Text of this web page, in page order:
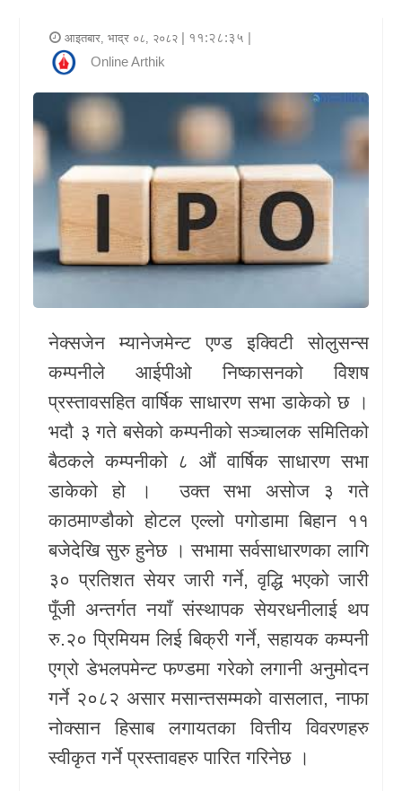
राजनीति
भिडियो
अन्य
सूचना
र
प्रविधि
शिक्षा
स्वास्थ्य
खेलकुद
Unicode
आइतबार, भाद्र ०८, २०८२ | ११:२८:३५ |
Online Arthik
नेक्सजेन म्यानेजमेन्ट एण्ड इक्विटी सोलुसन्स
कम्पनीले आईपीओ निष्कासनको विेशष
प्रस्तावसहित वार्षिक साधारण सभा डाकेको छ ।
भदौ ३ गते बसेको कम्पनीको सञ्चालक समितिको
बैठकले कम्पनीको ८ औं वार्षिक साधारण सभा
डाकेको हो । उक्त सभा असोज ३ गते
काठमाण्डौको होटल एल्लो पगोडामा बिहान ११
बजेदेखि सुरु हुनेछ । सभामा सर्वसाधारणका लागि
३० प्रतिशत सेयर जारी गर्ने, वृद्धि भएको जारी
पूँजी अन्तर्गत नयाँ संस्थापक सेयरधनीलाई थप
रु.२० प्रिमियम लिई बिक्री गर्ने, सहायक कम्पनी
एग्रो डेभलपमेन्ट फण्डमा गरेको लगानी अनुमोदन
गर्ने २०८२ असार मसान्तसम्मको वासलात, नाफा
नोक्सान हिसाब लगायतका वित्तीय विवरणहरु
स्वीकृत गर्ने प्रस्तावहरु पारित गरिनेछ ।